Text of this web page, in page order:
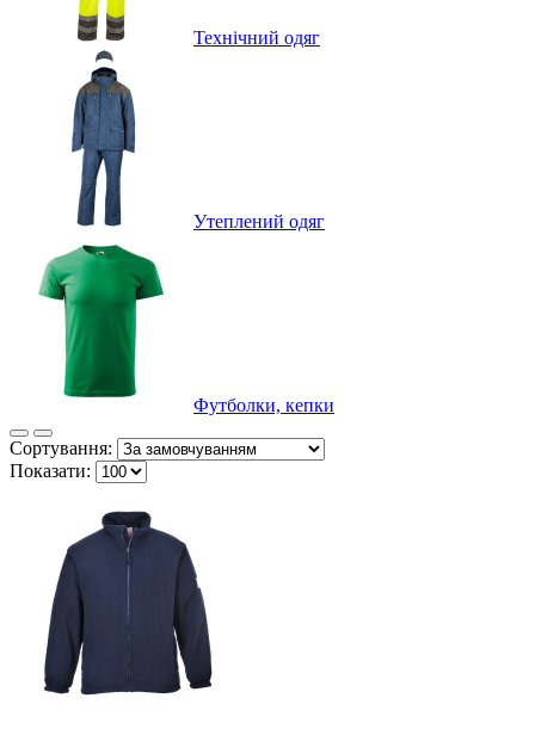
Технічний одяг
Утеплений одяг
Футболки, кепки
Сортування:
Показати: